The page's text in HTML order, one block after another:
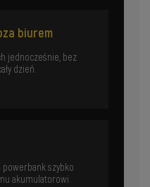
biurem
jednocześnie, bez
dzień.
szybko
akumulatorowi.